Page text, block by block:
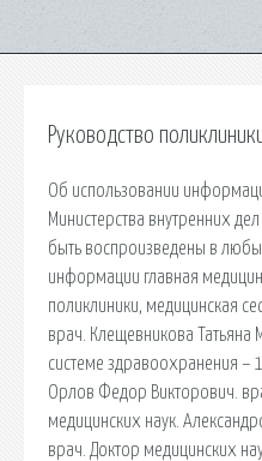
Руководство
Об использовании
Министерства внутренних
быть воспроизведены в
информации главная
поликлиники, медицинская
врач. Клещевникова
системе здравоохранения –
Орлов Федор Викторович.
медицинских наук.
врач. Доктор медицинских